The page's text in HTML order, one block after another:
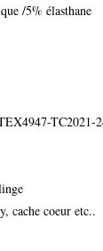
/5% élasthane
TC2021-
cache coeur etc..